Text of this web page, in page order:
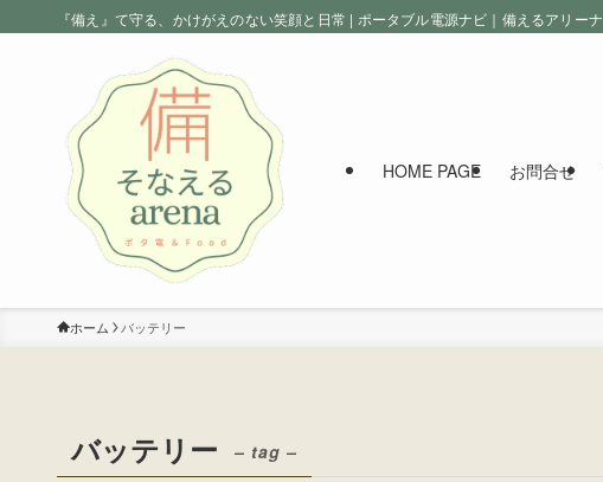
『備え』て守る、かけがえのない笑顔と日常 | ポータブル電源ナビ｜備えるアリーナ
HOME PAGE お問合せ
ホーム バッテリー
バッテリー – tag –